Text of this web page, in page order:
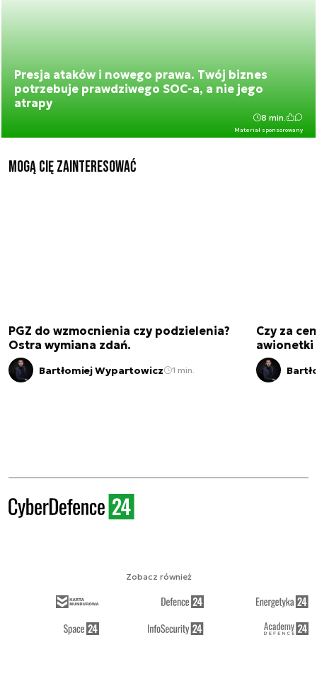
Presja ataków i nowego prawa. Twój biznes
potrzebuje prawdziwego SOC-a, a nie jego
atrapy
Materiał sponsorowany
8 min.
Mogą Cię zainteresować
PGZ do wzmocnienia czy podzielenia?
Ostra wymiana zdań.
Bartłomiej Wypartowicz 1 min.
Czy za
awionetki
Zobacz również